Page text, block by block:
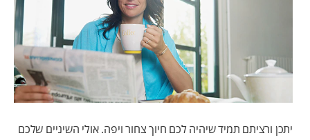
HE (IL)
יתכן ורציתם תמיד שיהיה לכם חיוך צחור ויפה. אולי השיניים שלכם